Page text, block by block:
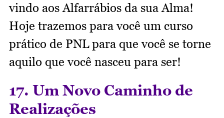
vindo aos Alfarrábios da sua Alma!
Hoje trazemos para você um curso
prático de PNL para que você se torne
aquilo que você nasceu para ser!
17. Um Novo Caminho de
Realizações